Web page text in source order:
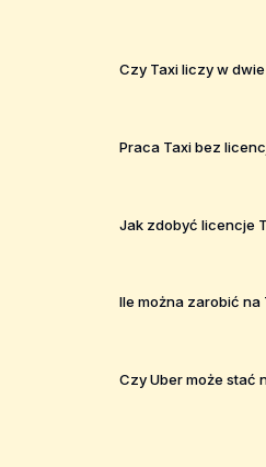
Czy Taxi liczy w
Praca Taxi bez
Jak zdobyć licencje
Ile można zarobić na
Czy Uber może stać